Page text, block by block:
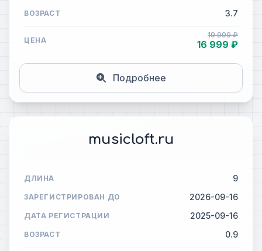
ВОЗРАСТ 3.7
ЦЕНА
19 999 ₽
16 999 ₽
Подробнее
musicloft.ru
ДЛИНА 9
ЗАРЕГИСТРИРОВАН ДО 2026-09-16
ДАТА РЕГИСТРАЦИИ 2025-09-16
ВОЗРАСТ 0.9